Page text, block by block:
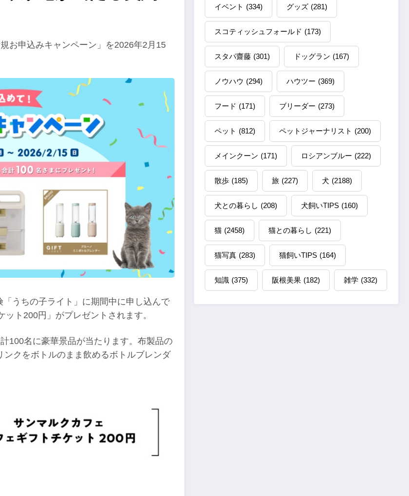
お申込みキャンペーン」を2026年2月15
うちの子ライト」に期間中に申し込んで
ト200円」がプレゼントされます。
100名に豪華景品が当たります。布製品の
クをボトルのまま飲めるボトルブレンダ
イベント (334) グッズ (281)
スコティッシュフォールド (173)
スタパ齋藤 (301) ドッグラン (167)
ノウハウ (294) ハウツー (369)
フード (171) ブリーダー (273)
ペット (812) ペットジャーナリスト (200)
メインクーン (171) ロシアンブルー (222)
散歩 (185) 旅 (227) 犬 (2188)
犬との暮らし (208) 犬飼いTIPS (160)
猫 (2458) 猫との暮らし (221)
猫写真 (283) 猫飼いTIPS (164)
知識 (375) 阪根美果 (182) 雑学 (332)